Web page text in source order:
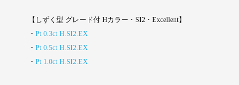
【しずく型 グレード付 Hカラー・SI2・Excellent】
・ Pt 0.3ct H.SI2.EX
・ Pt 0.5ct H.SI2.EX
・ Pt 1.0ct H.SI2.EX